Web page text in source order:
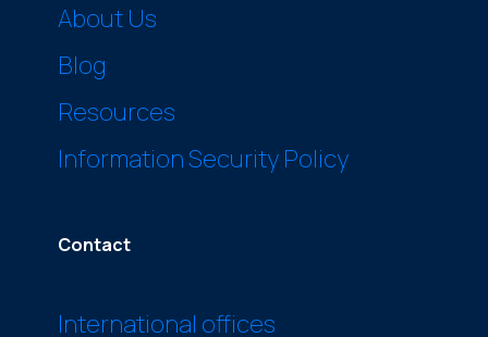
About Us
Blog
Resources
Information Security Policy
Contact
International offices